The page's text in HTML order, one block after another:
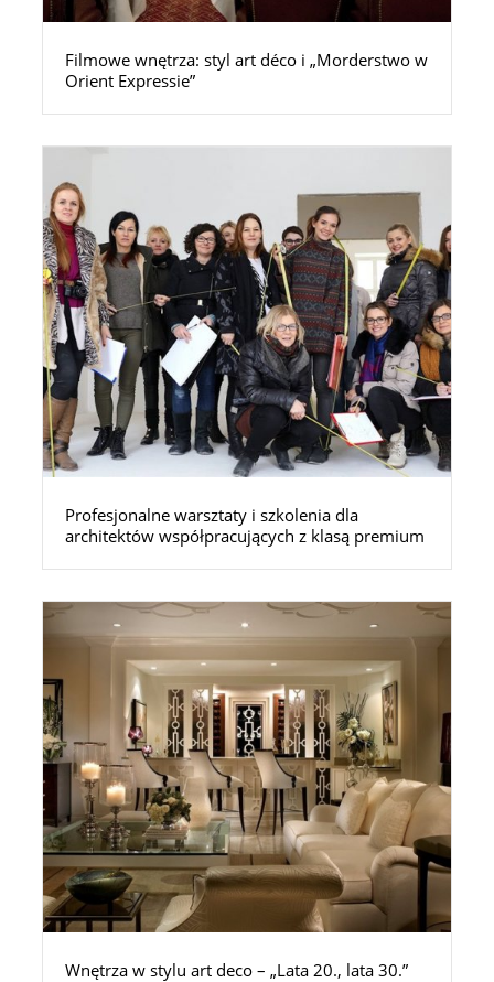
Filmowe wnętrza: styl art déco i „Morderstwo w
Orient Expressie”
Profesjonalne warsztaty i szkolenia dla
architektów współpracujących z klasą premium
Wnętrza w stylu art deco – „Lata 20., lata 30.”